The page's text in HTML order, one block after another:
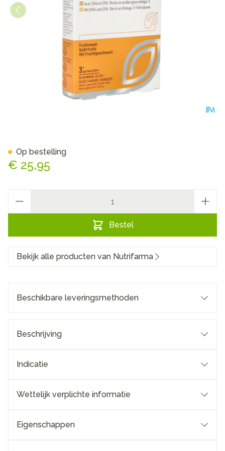
€ 25,95
Bestel
Op bestelling
Bekijk alle producten van Nutrifarma
Beschikbare leveringsmethoden
Beschrijving
Indicatie
Wettelijk verplichte informatie
Eigenschappen